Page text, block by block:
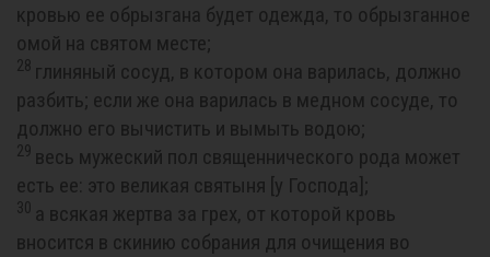
кровью ее обрызгана будет одежда, то обрызганное
омой на святом месте;
28 глиняный сосуд, в котором она варилась, должно
разбить; если же она варилась в медном сосуде, то
должно его вычистить и вымыть водою;
29 весь мужеский пол священнического рода может
есть ее: это великая святыня [у Господа];
30 а всякая жертва за грех, от которой кровь
вносится в скинию собрания для очищения во